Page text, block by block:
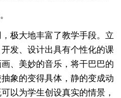
大地丰富了教学手段。立
发、设计出具有个性化的课
、美妙的音乐，将干巴巴的
象的变得具体，静的变成动
以为学生创设真实的情景，